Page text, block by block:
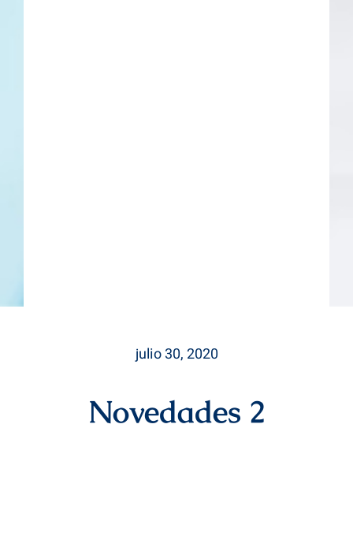
julio 30, 2020
Novedades 2